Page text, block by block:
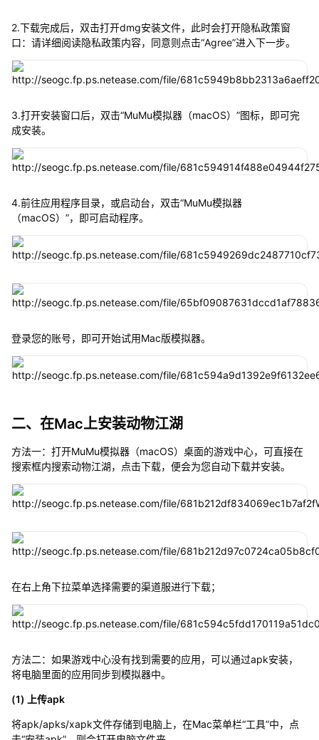
2.下载完成后，双击打开dmg安装文件，此时会打开隐私政策窗
口：请详细阅读隐私政策内容，同意则点击“Agree”进入下一步。
3.打开安装窗口后，双击“MuMu模拟器（macOS）”图标，即可完
成安装。
4.前往应用程序目录，或启动台，双击“MuMu模拟器
（macOS）”，即可启动程序。
登录您的账号，即可开始试用Mac版模拟器。
二、在Mac上安装动物江湖
方法一：打开MuMu模拟器（macOS）桌面的游戏中心，可直接在
搜索框内搜索动物江湖，点击下载，便会为您自动下载并安装。
在右上角下拉菜单选择需要的渠道服进行下载；
方法二：如果游戏中心没有找到需要的应用，可以通过apk安装，
将电脑里面的应用同步到模拟器中。
(1) 上传apk
将apk/apks/xapk文件存储到电脑上，在Mac菜单栏“工具”中，点